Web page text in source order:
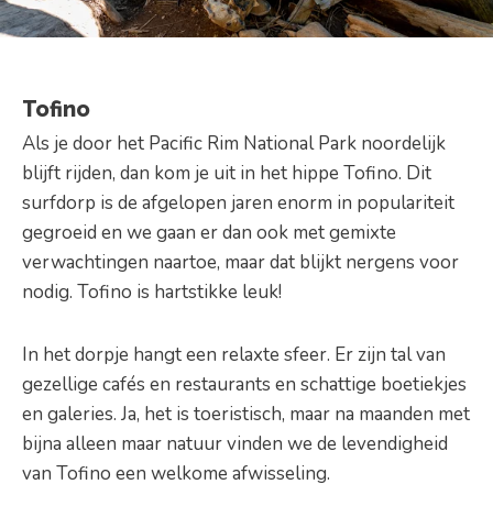
Tofino
Als je door het Pacific Rim National Park noordelijk
blijft rijden, dan kom je uit in het hippe Tofino. Dit
surfdorp is de afgelopen jaren enorm in populariteit
gegroeid en we gaan er dan ook met gemixte
verwachtingen naartoe, maar dat blijkt nergens voor
nodig. Tofino is hartstikke leuk!
In het dorpje hangt een relaxte sfeer. Er zijn tal van
gezellige cafés en restaurants en schattige boetiekjes
en galeries. Ja, het is toeristisch, maar na maanden met
bijna alleen maar natuur vinden we de levendigheid
van Tofino een welkome afwisseling.